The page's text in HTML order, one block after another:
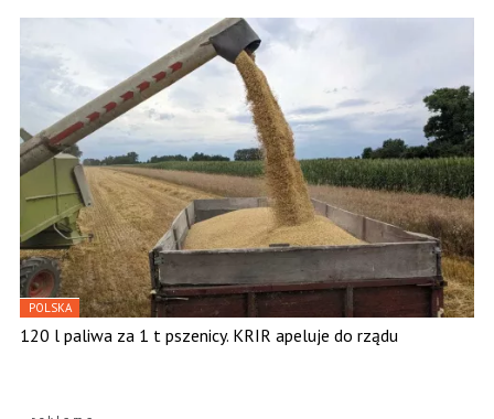
POLSKA
120 l paliwa za 1 t pszenicy. KRIR apeluje do rządu